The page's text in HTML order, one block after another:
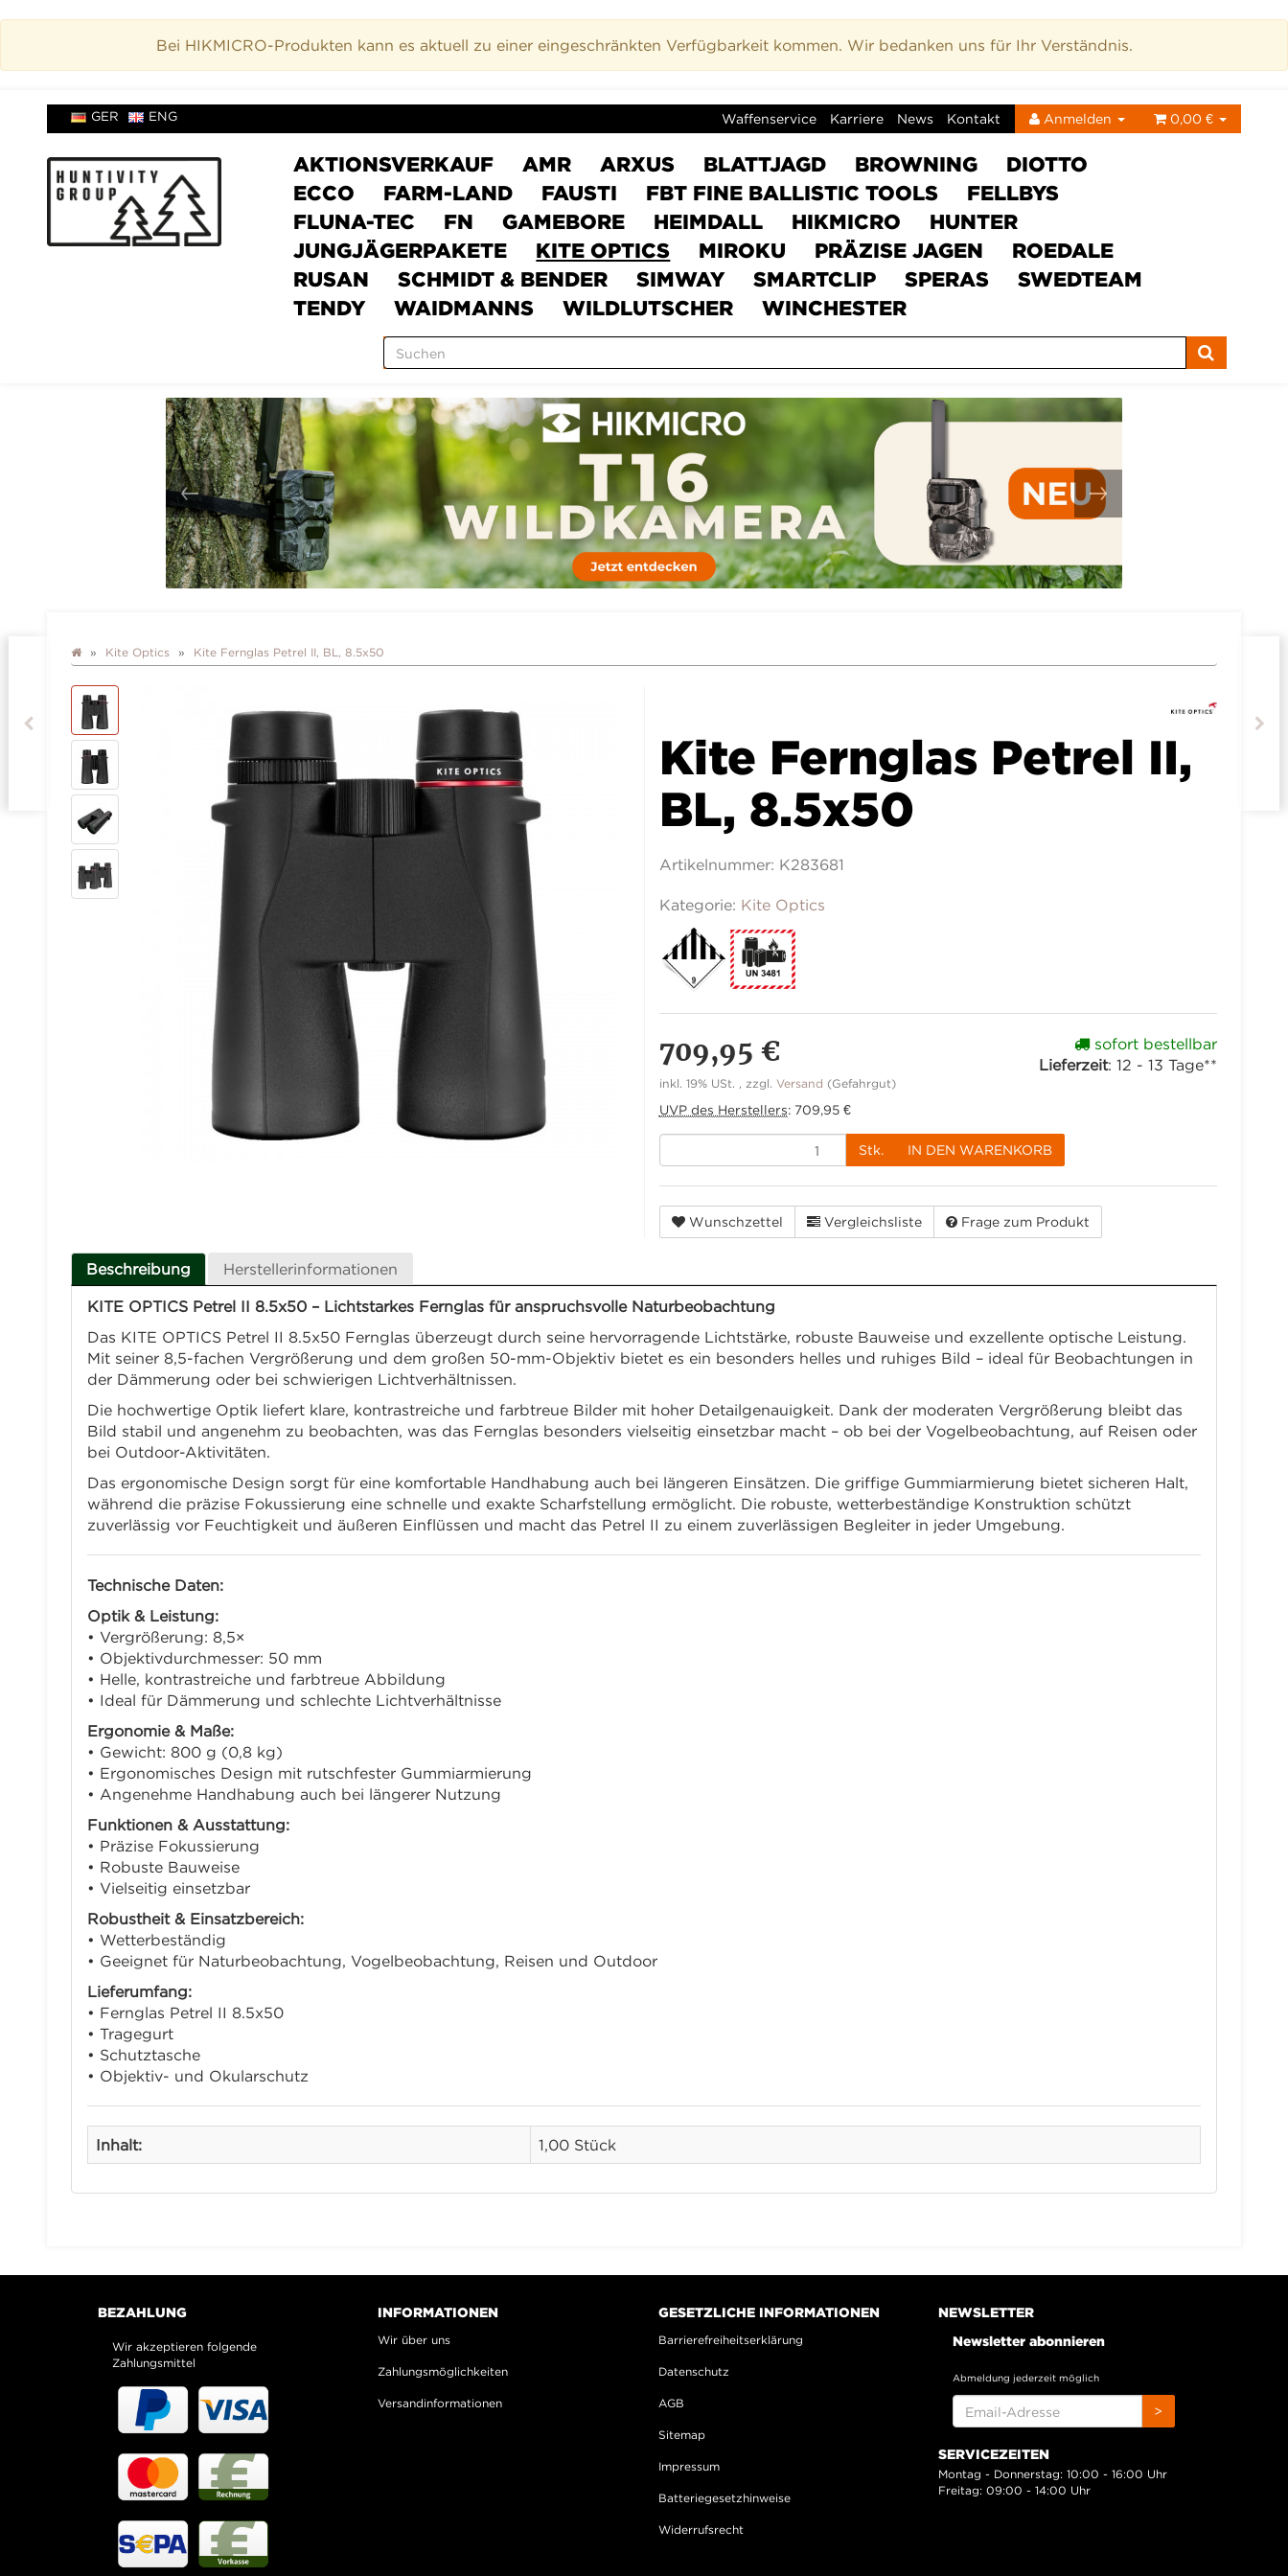
Bei HIKMICRO-Produkten kann es aktuell zu einer eingeschränkten Verfügbarkeit kommen. Wir bedanken uns für Ihr Verständnis.
GER ENG Waffenservice Karriere News Kontakt Anmelden 0,00 €
AKTIONSVERKAUF AMR ARXUS BLATTJAGD BROWNING
DIOTTO
ECCO
FARM-LAND FAUSTI FBT FINE BALLISTIC TOOLS
FELLBYS
FLUNA-TEC
FN GAMEBORE HEIMDALL HIKMICRO
HUNTER
JUNGJÄGERPAKETE
KITE OPTICS MIROKU PRÄZISE JAGEN
ROEDALE
RUSAN
SCHMIDT & BENDER SIMWAY SMARTCLIP SPERAS
SWEDTEAM
TENDY
WAIDMANNS WILDLUTSCHER WINCHESTER
Kite Optics Kite Fernglas Petrel II, BL, 8.5x50
Kite Fernglas Petrel II,
BL, 8.5x50
Artikelnummer: K283681
Kategorie: Kite Optics
709,95 €
inkl. 19% USt. , zzgl. Versand (Gefahrgut)
UVP des Herstellers: 709,95 €
sofort bestellbar
Lieferzeit:12 - 13 Tage**
Stk. IN DEN WARENKORB
Wunschzettel Vergleichsliste Frage zum Produkt
Beschreibung Herstellerinformationen
KITE OPTICS Petrel II 8.5x50 – Lichtstarkes Fernglas für anspruchsvolle Naturbeobachtung
Das KITE OPTICS Petrel II 8.5x50 Fernglas überzeugt durch seine hervorragende Lichtstärke, robuste Bauweise und exzellente optische Leistung.
Mit seiner 8,5-fachen Vergrößerung und dem großen 50-mm-Objektiv bietet es ein besonders helles und ruhiges Bild – ideal für Beobachtungen in
der Dämmerung oder bei schwierigen Lichtverhältnissen.
Die hochwertige Optik liefert klare, kontrastreiche und farbtreue Bilder mit hoher Detailgenauigkeit. Dank der moderaten Vergrößerung bleibt das
Bild stabil und angenehm zu beobachten, was das Fernglas besonders vielseitig einsetzbar macht – ob bei der Vogelbeobachtung, auf Reisen oder
bei Outdoor-Aktivitäten.
Das ergonomische Design sorgt für eine komfortable Handhabung auch bei längeren Einsätzen. Die griffige Gummiarmierung bietet sicheren Halt,
während die präzise Fokussierung eine schnelle und exakte Scharfstellung ermöglicht. Die robuste, wetterbeständige Konstruktion schützt
zuverlässig vor Feuchtigkeit und äußeren Einflüssen und macht das Petrel II zu einem zuverlässigen Begleiter in jeder Umgebung.
Technische Daten:
Optik & Leistung:
• Vergrößerung: 8,5×
• Objektivdurchmesser: 50 mm
• Helle, kontrastreiche und farbtreue Abbildung
• Ideal für Dämmerung und schlechte Lichtverhältnisse
Ergonomie & Maße:
• Gewicht: 800 g (0,8 kg)
• Ergonomisches Design mit rutschfester Gummiarmierung
• Angenehme Handhabung auch bei längerer Nutzung
Funktionen & Ausstattung:
• Präzise Fokussierung
• Robuste Bauweise
• Vielseitig einsetzbar
Robustheit & Einsatzbereich:
• Wetterbeständig
• Geeignet für Naturbeobachtung, Vogelbeobachtung, Reisen und Outdoor
Lieferumfang:
• Fernglas Petrel II 8.5x50
• Tragegurt
• Schutztasche
• Objektiv- und Okularschutz
Inhalt: 1,00 Stück
BEZAHLUNG
Wir akzeptieren folgende
Zahlungsmittel
INFORMATIONEN
Wir über uns
Zahlungsmöglichkeiten
Versandinformationen
GESETZLICHE INFORMATIONEN
Barrierefreiheitserklärung
Datenschutz
AGB
Sitemap
Impressum
Batteriegesetzhinweise
Widerrufsrecht
NEWSLETTER
Newsletter abonnieren
Abmeldung jederzeit möglich
ADRESSE
>
SERVICEZEITEN
Montag - Donnerstag: 10:00 - 16:00 Uhr
Freitag: 09:00 - 14:00 Uhr